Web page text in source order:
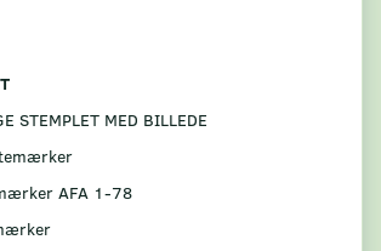
STEMPLET MED BILLEDE
AFA 1-78